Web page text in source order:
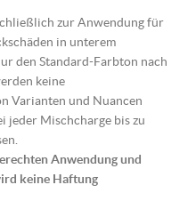
zur Anwendung für
in unterem
den Standard-Farbton nach
keine
Varianten und Nuancen
jeder Mischcharge bis zu
Anwendung und
keine Haftung